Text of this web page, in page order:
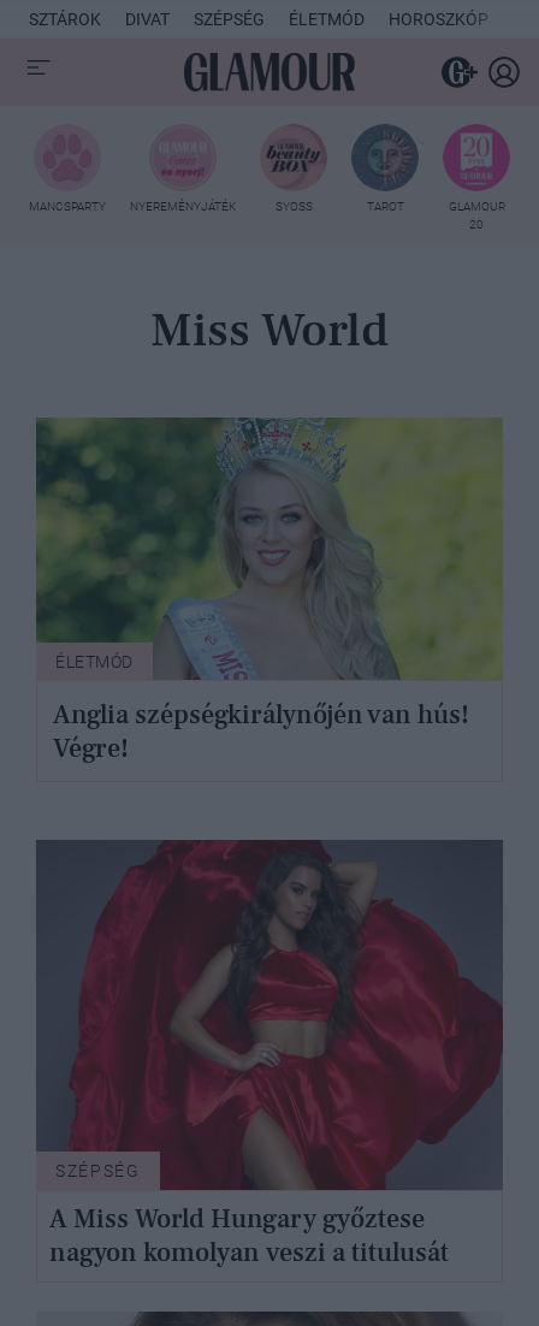
SZTÁROK DIVAT SZÉPSÉG ÉLETMÓD HOROSZKÓP
MANCSPARTY NYEREMÉNYJÁTÉK SYOSS TAROT
GLAMOUR
20
Miss World
ÉLETMÓD
Anglia szépségkirálynőjén van hús!
Végre!
SZÉPSÉG
A Miss World Hungary győztese
nagyon komolyan veszi a titulusát